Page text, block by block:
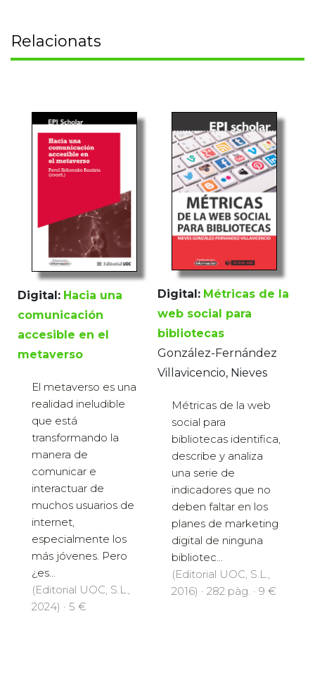
Relacionats
Digital: Hacia una
comunicación
accesible en el
metaverso
El metaverso es una
realidad ineludible
que está
transformando la
manera de
comunicar e
interactuar de
muchos usuarios de
internet,
especialmente los
más jóvenes. Pero
¿es...
(Editorial UOC, S.L.,
2024) · 5 €
Digital: Métricas de la
web social para
bibliotecas
González-Fernández
Villavicencio, Nieves
Métricas de la web
social para
bibliotecas identifica,
describe y analiza
una serie de
indicadores que no
deben faltar en los
planes de marketing
digital de ninguna
bibliotec...
(Editorial UOC, S.L.,
2016) · 282 pàg. · 9 €